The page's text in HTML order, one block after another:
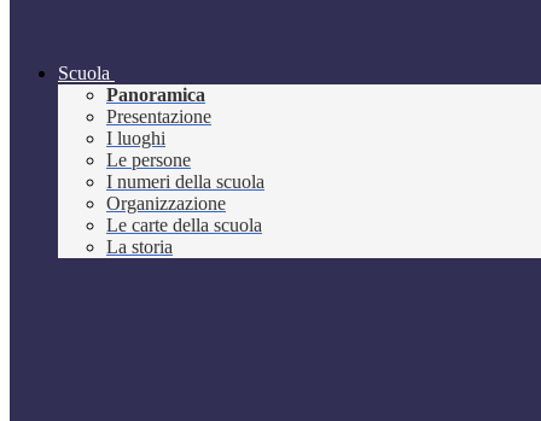
Scuola
Panoramica
Presentazione
I luoghi
Le persone
I numeri della scuola
Organizzazione
Le carte della scuola
La storia